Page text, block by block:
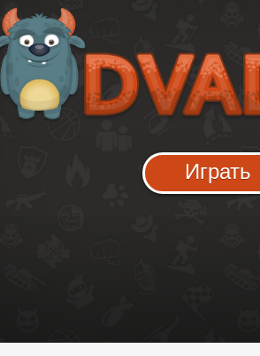
Играть